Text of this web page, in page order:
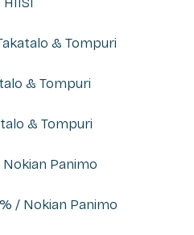
& Tompuri
& Tompuri
& Tompuri
Panimo
/ Nokian Panimo